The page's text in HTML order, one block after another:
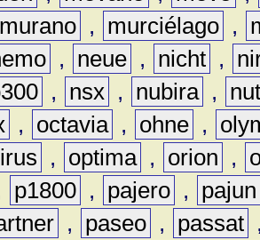
murano , murciélago ,
, neue , nicht ,
, nsx , nubira ,
, octavia , ohne ,
, optima , orion ,
p1800 , pajero ,
pajun
, paseo , passat